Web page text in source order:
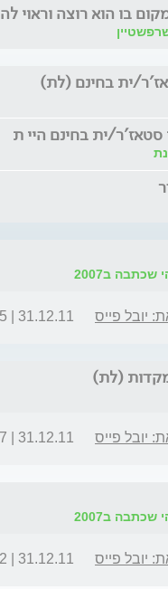
בו הוא רוצה וראוי לה
ית בחינם (לת)
יובל פייס 31.12.11 | 14:15
(לת)
יובל פייס 31.12.11 | 14:37
יובל פייס 31.12.11 | 14:32